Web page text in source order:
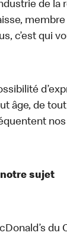
de
c’est qui
âge, de
sujet
du